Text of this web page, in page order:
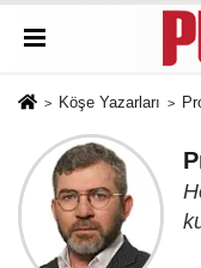
Köşe Yazarları